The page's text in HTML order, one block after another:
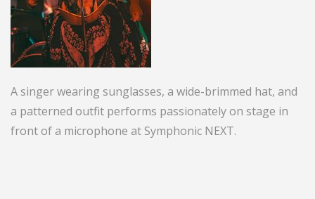
A singer wearing sunglasses, a wide-brimmed hat, and
a patterned outfit performs passionately on stage in
front of a microphone at Symphonic NEXT.